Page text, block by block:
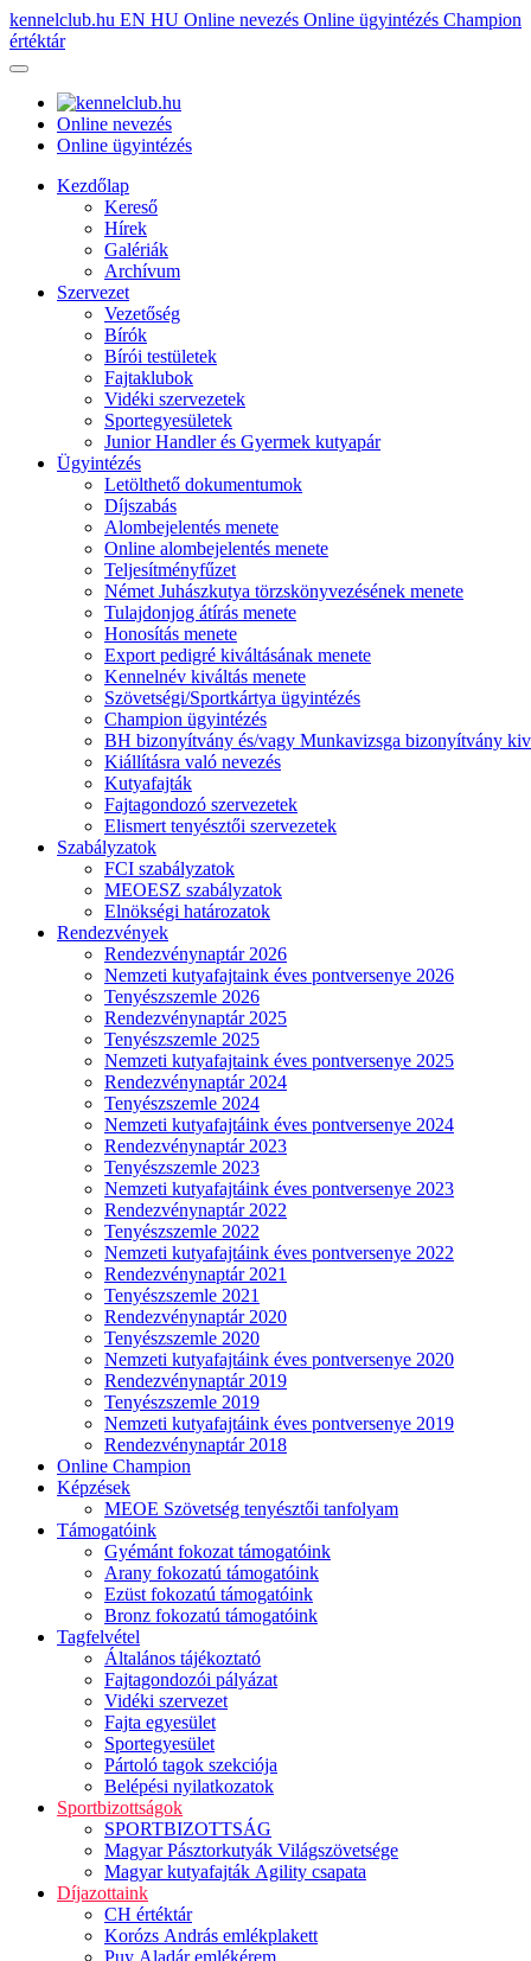
kennelclub.hu EN HU Online nevezés Online ügyintézés Champion
értéktár
Online nevezés
Online ügyintézés
Kezdőlap
Kereső
Hírek
Galériák
Archívum
Szervezet
Vezetőség
Bírók
Bírói testületek
Fajtaklubok
Vidéki szervezetek
Sportegyesületek
Junior Handler és Gyermek kutyapár
Ügyintézés
Letölthető dokumentumok
Díjszabás
Alombejelentés menete
Online alombejelentés menete
Teljesítményfűzet
Német Juhászkutya törzskönyvezésének menete
Tulajdonjog átírás menete
Honosítás menete
Export pedigré kiváltásának menete
Kennelnév kiváltás menete
Szövetségi/Sportkártya ügyintézés
Champion ügyintézés
BH bizonyítvány és/vagy Munkavizsga bizonyítvány
Kiállításra való nevezés
Kutyafajták
Fajtagondozó szervezetek
Elismert tenyésztői szervezetek
Szabályzatok
FCI szabályzatok
MEOESZ szabályzatok
Elnökségi határozatok
Rendezvények
Rendezvénynaptár 2026
Nemzeti kutyafajtaink éves pontversenye 2026
Tenyészszemle 2026
Rendezvénynaptár 2025
Tenyészszemle 2025
Nemzeti kutyafajtaink éves pontversenye 2025
Rendezvénynaptár 2024
Tenyészszemle 2024
Nemzeti kutyafajtáink éves pontversenye 2024
Rendezvénynaptár 2023
Tenyészszemle 2023
Nemzeti kutyafajtáink éves pontversenye 2023
Rendezvénynaptár 2022
Tenyészszemle 2022
Nemzeti kutyafajtáink éves pontversenye 2022
Rendezvénynaptár 2021
Tenyészszemle 2021
Rendezvénynaptár 2020
Tenyészszemle 2020
Nemzeti kutyafajtáink éves pontversenye 2020
Rendezvénynaptár 2019
Tenyészszemle 2019
Nemzeti kutyafajtáink éves pontversenye 2019
Rendezvénynaptár 2018
Online Champion
Képzések
MEOE Szövetség tenyésztői tanfolyam
Támogatóink
Gyémánt fokozat támogatóink
Arany fokozatú támogatóink
Ezüst fokozatú támogatóink
Bronz fokozatú támogatóink
Tagfelvétel
Általános tájékoztató
Fajtagondozói pályázat
Vidéki szervezet
Fajta egyesület
Sportegyesület
Pártoló tagok szekciója
Belépési nyilatkozatok
Sportbizottságok
SPORTBIZOTTSÁG
Magyar Pásztorkutyák Világszövetsége
Magyar kutyafajták Agility csapata
Díjazottaink
CH értéktár
Korózs András emlékplakett
Puy Aladár emlékérem